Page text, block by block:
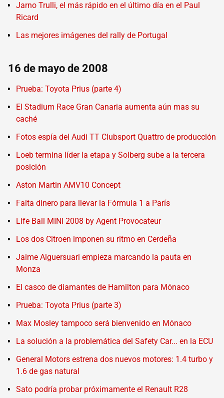
Jarno Trulli, el más rápido en el último día en el Paul
Ricard
Las mejores imágenes del rally de Portugal
16 de mayo de 2008
Prueba: Toyota Prius (parte 4)
El Stadium Race Gran Canaria aumenta aún mas su
caché
Fotos espía del Audi TT Clubsport Quattro de producción
Loeb termina líder la etapa y Solberg sube a la tercera
posición
Aston Martin AMV10 Concept
Falta dinero para llevar la Fórmula 1 a París
Life Ball MINI 2008 by Agent Provocateur
Los dos Citroen imponen su ritmo en Cerdeña
Jaime Alguersuari empieza marcando la pauta en
Monza
El casco de diamantes de Hamilton para Mónaco
Prueba: Toyota Prius (parte 3)
Max Mosley tampoco será bienvenido en Mónaco
La solución a la problemática del Safety Car... en la ECU
General Motors estrena dos nuevos motores: 1.4 turbo y
1.6 de gas natural
Sato podría probar próximamente el Renault R28